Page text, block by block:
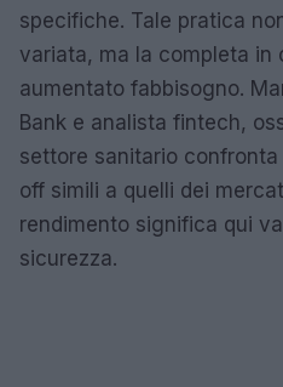
specifiche. Tale pratica
variata, ma la completa in
aumentato fabbisogno.
Bank e analista fintech,
settore sanitario
off simili a quelli dei
rendimento significa qui
sicurezza.